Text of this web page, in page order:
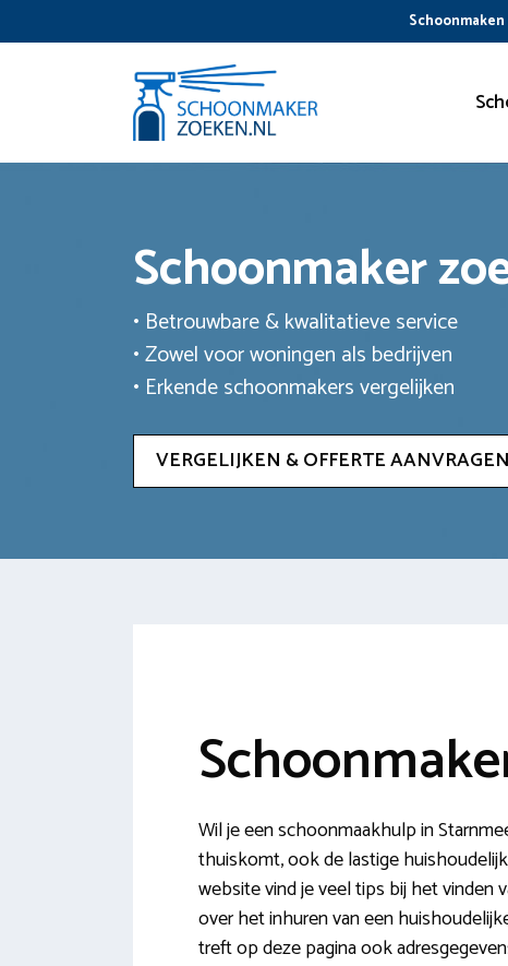
naar
Schoonmaker
• Betrouwbare & kwalitatieve service
• Zowel voor woningen als bedrijven
• Erkende schoonmakers vergelijken
VERGELIJKEN & OFFERTE AANVRAGEN
Wil je een schoonmaakhulp in
thuiskomt, ook de lastige
website vind je veel tips bij het vinden
over het inhuren van een
treft op deze pagina ook